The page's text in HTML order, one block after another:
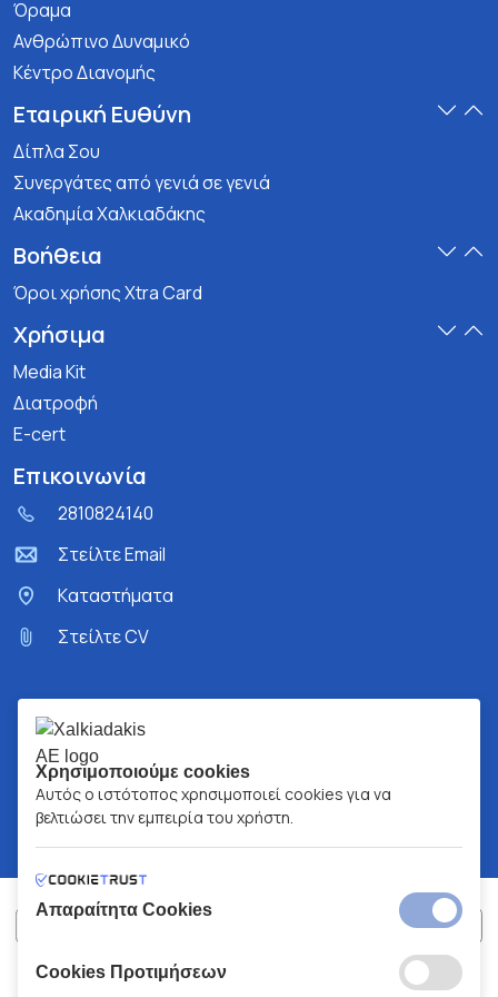
Όραμα
Ανθρώπινο Δυναμικό
Κέντρο Διανομής
Εταιρική Ευθύνη
Δίπλα Σου
Συνεργάτες από γενιά σε γενιά
Ακαδημία Χαλκιαδάκης
Βοήθεια
Όροι χρήσης Xtra Card
Χρήσιμα
Media Kit
Διατροφή
E-cert
Επικοινωνία
2810824140
Στείλτε Email
Kαταστήματα
Στείλτε CV
ΧΑΛΚΙΑΔΑΚΗΣ Α.Ε.
Χρησιμοποιούμε cookies
Αυτός ο ιστότοπος χρησιμοποιεί cookies για να
βελτιώσει την εμπειρία του χρήστη.
Απαραίτητα Cookies
Cookies Προτιμήσεων